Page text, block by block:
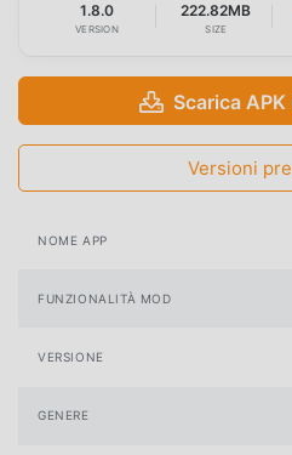
1.8.0
VERSION
222.82MB
SIZE
Scarica
Versioni
NOME APP
FUNZIONALITÀ MOD
VERSIONE
GENERE